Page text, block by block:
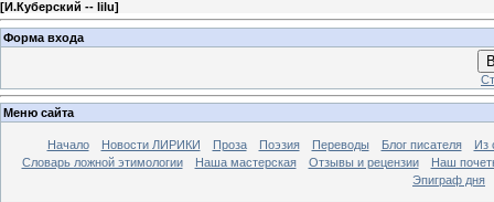
[И.Куберский -- lilu]
Форма входа
Меню сайта
Начало Новости ЛИРИКИ Проза Поэзия Переводы Блог писателя
Из
Словарь ложной этимологии
Наша мастерская Отзывы и рецензии
Наш
Эпиграф дня